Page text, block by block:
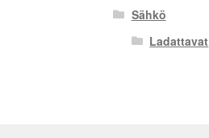
Sähkö
Ladattavat